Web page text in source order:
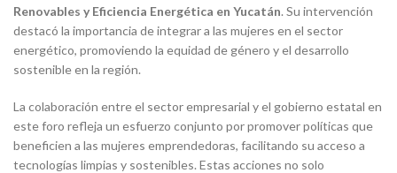
Renovables y Eficiencia Energética en Yucatán. Su intervención
destacó la importancia de integrar a las mujeres en el sector
energético, promoviendo la equidad de género y el desarrollo
sostenible en la región.
La colaboración entre el sector empresarial y el gobierno estatal en
este foro refleja un esfuerzo conjunto por promover políticas que
beneficien a las mujeres emprendedoras, facilitando su acceso a
tecnologías limpias y sostenibles. Estas acciones no solo